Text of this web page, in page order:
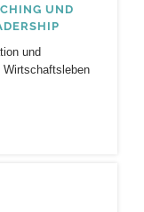
UND
und
Wirtschaftsleben